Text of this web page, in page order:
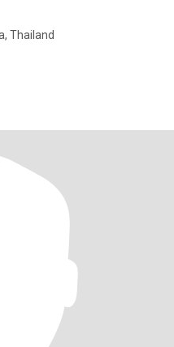
Thailand